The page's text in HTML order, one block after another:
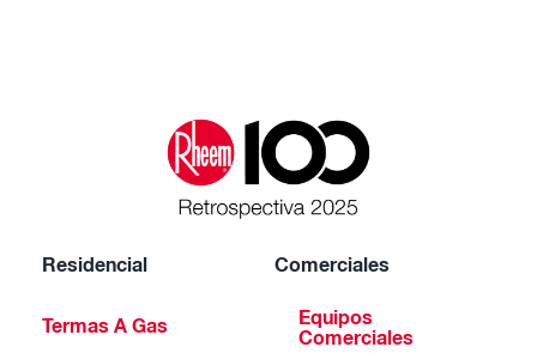
Residencial
Termas A Gas
Comerciales
Equipos
Comerciales